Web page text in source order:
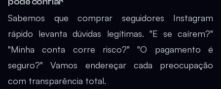
Sabemos que comprar seguidores Instagram
rápido levanta dúvidas legítimas. "E se caírem?"
"Minha conta corre risco?" "O pagamento é
seguro?" Vamos endereçar cada preocupação
com transparência total.